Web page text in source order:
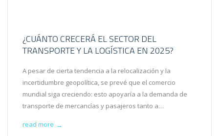
¿CUÁNTO CRECERÁ EL SECTOR DEL
TRANSPORTE Y LA LOGÍSTICA EN 2025?
A pesar de cierta tendencia a la relocalización y la
incertidumbre geopolítica, se prevé que el comercio
mundial siga creciendo: esto apoyaría a la demanda de
transporte de mercancías y pasajeros tanto a…
read more →